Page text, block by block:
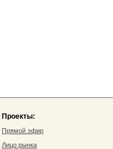
Проекты:
Прямой эфир
Лицо рынка